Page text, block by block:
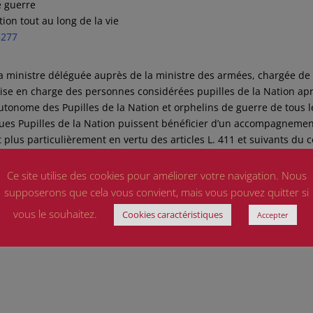
guerre
tout au long de la vie
ministre déléguée auprès de la ministre des armées, chargée de
en charge des personnes considérées pupilles de la Nation
des Pupilles de la Nation et orphelins de guerre de tous
Pupilles de la Nation puissent bénéficier d’un
particulièrement en vertu des articles L. 411 et suivants du
âgées de plus de vingt-et-un ans lors de leur demande,
parent. Ainsi, il lui demande si des mesures, existantes ou à
pour permettre un accompagnement des Pupilles de
Ce site utilise des cookies pour améliorer votre navigation. Nous
supposerons que cela vous convient, mais vous pouvez quitter si
vous le souhaitez.
Cookies caractéristiques Accepter